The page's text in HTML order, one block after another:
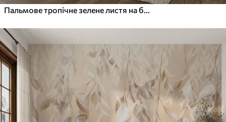
Пальмове тропічне зелене листя на білому смугастому тлі, м'яке освітлення, ніжні мазки, органічні форми